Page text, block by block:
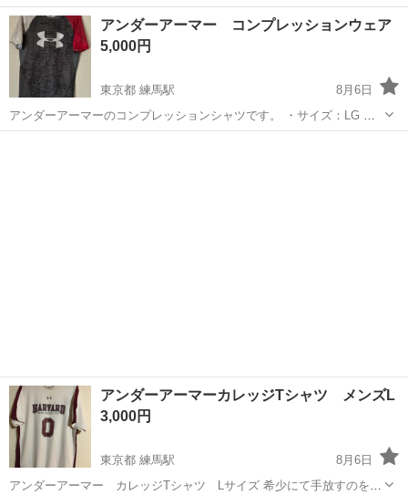
可能なドローストリング付き。 ☆ジャージ上は、Lサイズ ☆パンツ
は、Мサイズ ☆他に見ないデザインです。 ☆珍しいので購入しました
が、着ないうちに サ...
沖縄 那覇市 古島駅
アンダーアーマー コンプレッションウェア
5,000円
東京都 練馬駅
8月6日
アンダーアーマーのコンプレッションシャツです。 ・サイズ：LG ・
状態：使用感少なめ、全体的にきれい 新品購入後、数回着用 アメリカ
アンダーアーマーカレッジTシャツ メンズL
3,000円
東京都 練馬駅
8月6日
アンダーアーマー カレッジTシャツ Lサイズ 希少にて手放すのを検